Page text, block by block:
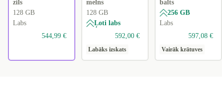
zils
128 GB
Labs
544,99 €
melns
128 GB
Ļoti labs
592,00 €
Labāks izskats
balts
256 GB
Labs
597,08 €
Vairāk krātuves